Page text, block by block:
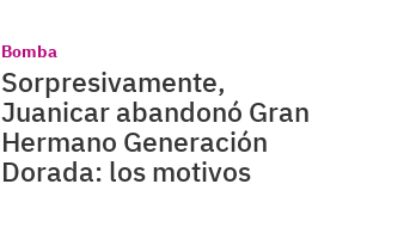
Bomba
Sorpresivamente,
Juanicar abandonó Gran
Hermano Generación
Dorada: los motivos